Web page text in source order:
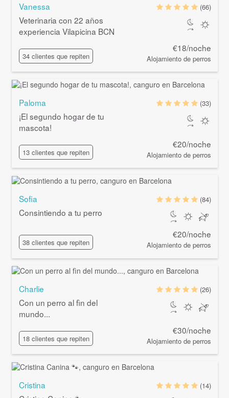
Vanessa
Veterinaria con 22 años
experiencia Vilapicina BCN
34 clientes que repiten
(66)
€18/noche
Alojamiento de perros
Paloma
¡El segundo hogar de tu
mascota!
13 clientes que repiten
(33)
€20/noche
Alojamiento de perros
Sofia
Consintiendo a tu perro
38 clientes que repiten
(84)
€20/noche
Alojamiento de perros
Charlie
Con un perro al fìn del
mundo...
18 clientes que repiten
(26)
€30/noche
Alojamiento de perros
Cristina
(14)